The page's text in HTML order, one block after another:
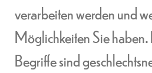
verarbeiten werden und
Möglichkeiten Sie
Begriffe sind